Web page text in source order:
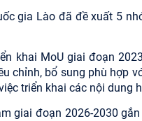
gia Lào đã đề xuất 5
khai MoU giai đoạn
chỉnh, bổ sung phù hợp
triển khai các nội dung
giai đoạn 2026-2030